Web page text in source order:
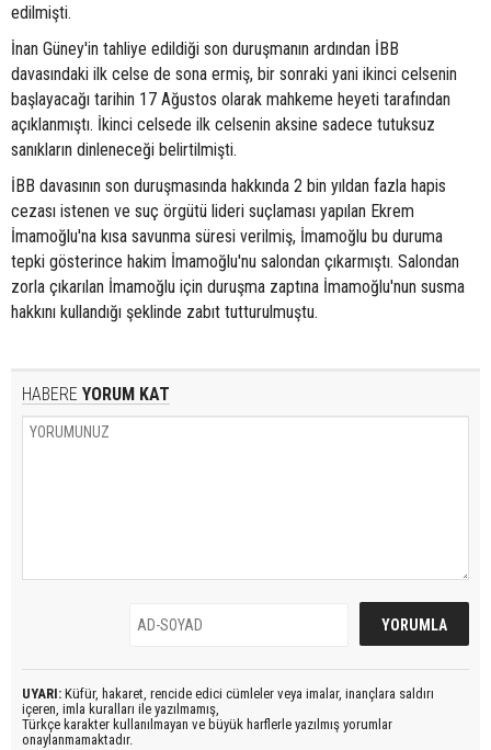
edilmişti.
İnan Güney'in tahliye edildiği son duruşmanın ardından İBB
davasındaki ilk celse de sona ermiş, bir sonraki yani ikinci celsenin
başlayacağı tarihin 17 Ağustos olarak mahkeme heyeti tarafından
açıklanmıştı. İkinci celsede ilk celsenin aksine sadece tutuksuz
sanıkların dinleneceği belirtilmişti.
İBB davasının son duruşmasında hakkında 2 bin yıldan fazla hapis
cezası istenen ve suç örgütü lideri suçlaması yapılan Ekrem
İmamoğlu'na kısa savunma süresi verilmiş, İmamoğlu bu duruma
tepki gösterince hakim İmamoğlu'nu salondan çıkarmıştı. Salondan
zorla çıkarılan İmamoğlu için duruşma zaptına İmamoğlu'nun susma
hakkını kullandığı şeklinde zabıt tutturulmuştu.
HABERE YORUM KAT
UYARI: Küfür, hakaret, rencide edici cümleler veya imalar, inançlara saldırı
içeren, imla kuralları ile yazılmamış,
Türkçe karakter kullanılmayan ve büyük harflerle yazılmış yorumlar
onaylanmamaktadır.